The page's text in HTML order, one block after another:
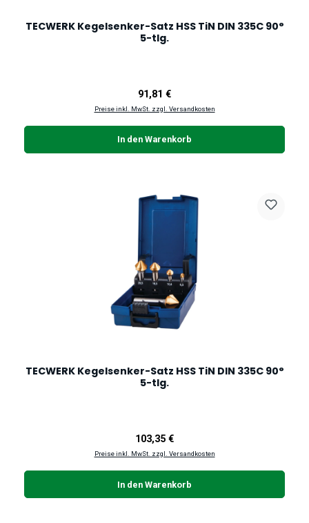
TECWERK Kegelsenker-Satz HSS TiN DIN 335C 90°
5-tlg.
Regulärer Preis:
91,81 €
Preise inkl. MwSt. zzgl. Versandkosten
In den Warenkorb
TECWERK Kegelsenker-Satz HSS TiN DIN 335C 90°
5-tlg.
Regulärer Preis:
103,35 €
Preise inkl. MwSt. zzgl. Versandkosten
In den Warenkorb